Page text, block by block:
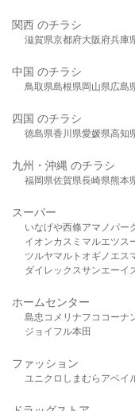
関西 のチラシ
滋賀県京都府大阪府兵庫
中国 のチラシ
鳥取県島根県岡山県広島
四国 のチラシ
徳島県香川県愛媛県高知
九州・沖縄 のチラシ
福岡県佐賀県長崎県熊本
スーパー
いなげや西條アマノパー
イオンカスミ マルエツス
ツルヤマルト オギノ エス
ダイレックスサンエーイ
ホームセンター
島忠 コメリ ナフコ コーナ
ジョイフル本田
ファッション
ユニクロ しまむら アベイ